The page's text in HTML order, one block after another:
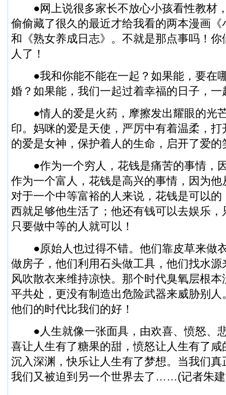
●网上说很多家长不放心小孩看性教材
偷偷藏了很久的最近才给我看的两本漫画
和《熟女养成日志》。不就是那点事吗！
人了！
●我和你能不能在一起？如果能，要在
婚？如果能，我们一起过着幸福的日子，
●情人的爱是火药，摩擦发出耀眼的光
印。妈咪的爱是天使，严厉中有着温柔，
的爱是女神，保护着人的生命，启开了爱的
●作为一个穷人，花钱是痛苦的事情，
作为一个富人，花钱是高兴的事情，因为
对于一个中等富裕的人来说，花钱是可以
西就足够他生活了；他还有钱可以去娱乐
只要做中等的人就可以！
●原始人也过得不错。他们靠皮草来做
做房子，他们利用石头做工具，他们找水
风吹散衣来维持凉快。那个时代臭氧层根
平共处，更没有制造出危险武器来威胁别
他们的时代比我们的好！
●人生就像一张面具，由欢喜、愤怒、
喜让人生有了糖果的甜，愤怒让人生有了
沉入深渊，快乐让人生有了梦想。当我们
我们又被迫到另一个世界去了……(记者朱